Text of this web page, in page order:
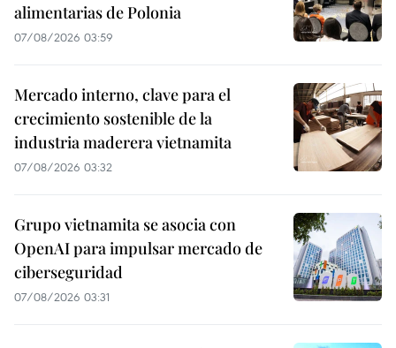
alimentarias de Polonia
07/08/2026 03:59
Mercado interno, clave para el
crecimiento sostenible de la
industria maderera vietnamita
07/08/2026 03:32
Grupo vietnamita se asocia con
OpenAI para impulsar mercado de
ciberseguridad
07/08/2026 03:31